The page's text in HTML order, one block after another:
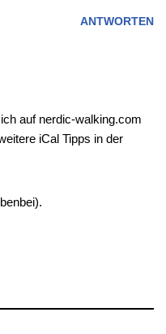
ANTWORTEN
auf nerdic-walking.com
iCal Tipps in der